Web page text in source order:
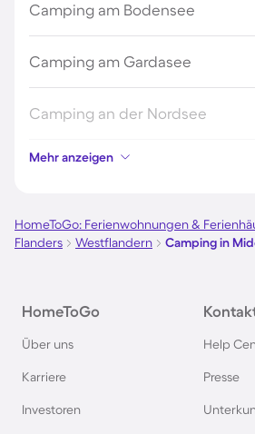
Camping am Bodensee
Camping am Gardasee
Camping an der Nordsee
Camping in Kroatien
Camping auf Fehmarn
Camping im Harz
Camping auf Usedom
Mehr anzeigen
HomeToGo: Ferienwohnungen &
Flanders
Westflandern Camping in
HomeToGo
Über uns
Karriere
Investoren
Help
Presse